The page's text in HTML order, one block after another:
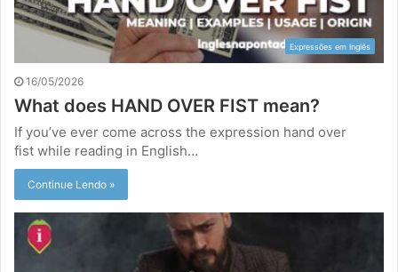
Expressões em Inglês
16/05/2026
What does HAND OVER FIST mean?
If you’ve ever come across the expression hand over
fist while reading in English…
Continue Lendo »